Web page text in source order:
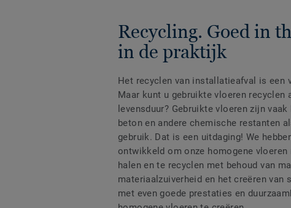
Recycling. Goed in
in de praktijk
Het recyclen van installatieafval is een
Maar kunt u gebruikte vloeren recyclen
levensduur? Gebruikte vloeren zijn
beton en andere chemische restanten
gebruik. Dat is een uitdaging! We
ontwikkeld om onze homogene
halen en te recyclen met behoud van
materiaalzuiverheid en het creëren van
met even goede prestaties en